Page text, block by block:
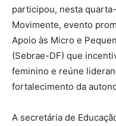
participou, nesta
Movimente, evento
Apoio às Micro e
(Sebrae-DF) que
feminino e reúne
fortalecimento da
A secretária de